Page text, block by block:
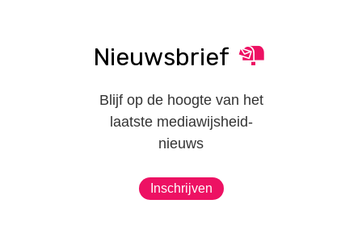
Nieuwsbrief
Blijf op de hoogte van het
laatste mediawijsheid-
nieuws
Inschrijven